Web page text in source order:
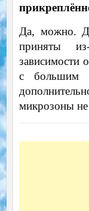
Да, можно.
приняты
зависимости
с большим
микрозоны не